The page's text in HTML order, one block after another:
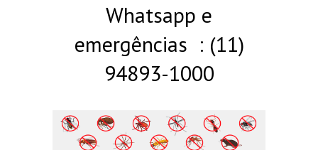
Whatsapp e
emergências : (11)
94893-1000